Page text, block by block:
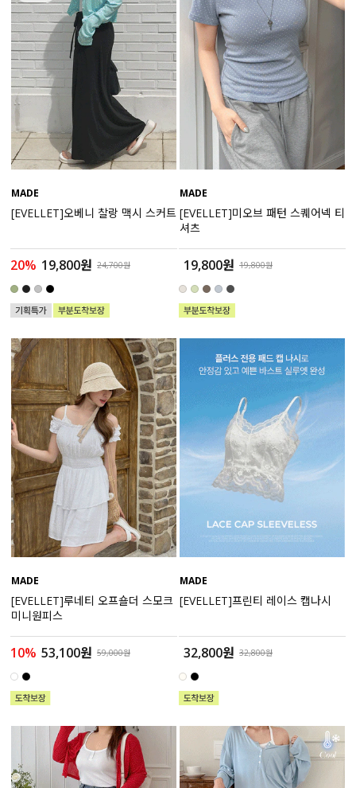
하객룩
살안타템
110사이즈
플러스핏
티셔츠
팬츠
셔츠
원피스
니트
아우터
스커트
언더웨어/파자마
코디템
FIT ZOOM
원피스
팬츠
스커트
액티브웨어
언더웨어
ACC
MADE
[EVELLET]오베니 찰랑 맥시 스커트
20% 19,800원 24,700원
MADE
[EVELLET]미오브 패턴 스퀘어넥 티
셔츠
19,800원 19,800원
MADE
[EVELLET]루네티 오프숄더 스모크
미니원피스
10% 53,100원 59,000원
MADE
[EVELLET]프린티 레이스 캡나시
32,800원 32,800원